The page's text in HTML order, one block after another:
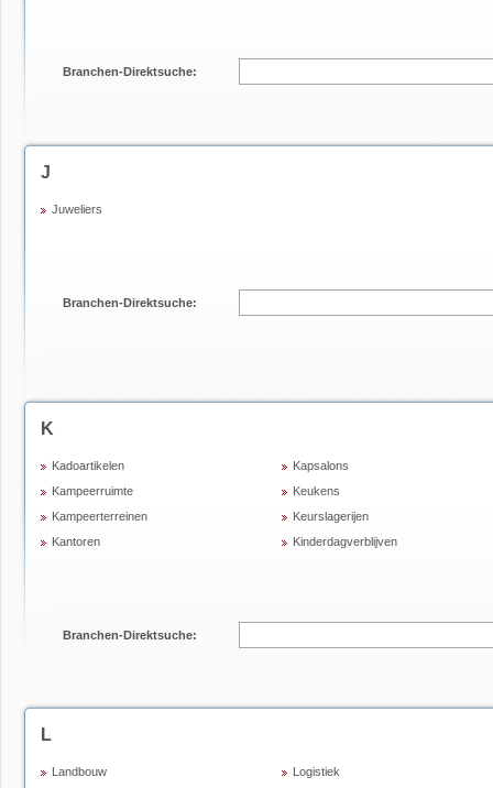
Branchen-Direktsuche:
J
Juweliers
Branchen-Direktsuche:
K
Kadoartikelen
Kampeerruimte
Kampeerterreinen
Kantoren
Kapsalons
Keukens
Keurslagerijen
Kinderdagverblijven
Branchen-Direktsuche:
L
Landbouw Logistiek